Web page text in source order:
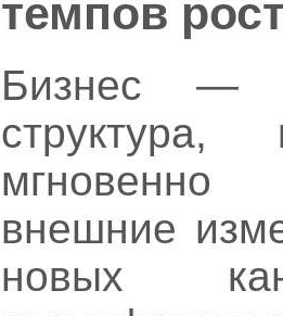
темпов
Бизнес —
структура,
мгновенно
внешние
новых